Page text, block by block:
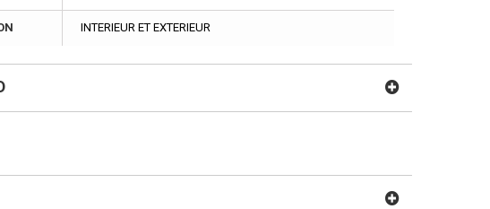
INTERIEUR ET EXTERIEUR